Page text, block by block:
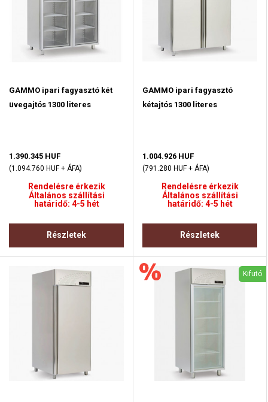
GAMMO ipari fagyasztó két
üvegajtós 1300 literes
1.390.345 HUF
(1.094.760 HUF + ÁFA)
Rendelésre érkezik
Általános szállítási
határidő: 4-5 hét
Részletek
GAMMO ipari fagyasztó
kétajtós 1300 literes
1.004.926 HUF
(791.280 HUF + ÁFA)
Rendelésre érkezik
Általános szállítási
határidő: 4-5 hét
Részletek
Kifutó